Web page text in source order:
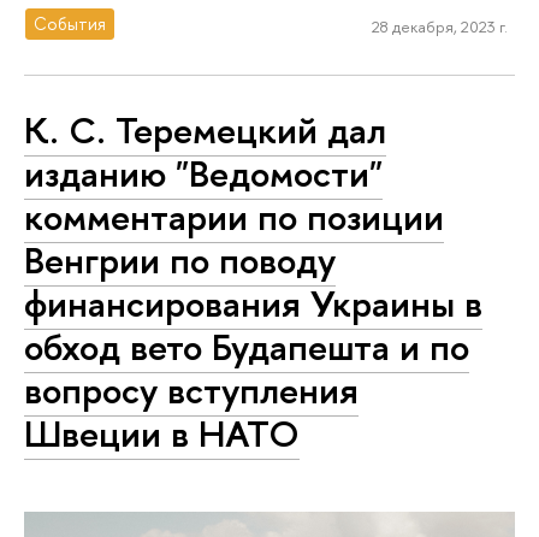
События 28 декабря, 2023 г.
К. С. Теремецкий дал
изданию "Ведомости"
комментарии по позиции
Венгрии по поводу
финансирования Украины в
обход вето Будапешта и по
вопросу вступления
Швеции в НАТО